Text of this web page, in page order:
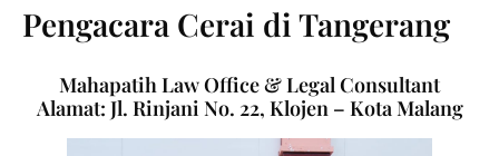
Pengacara Cerai di Tangerang
Mahapatih Law Office & Legal Consultant
Alamat: Jl. Rinjani No. 22, Klojen – Kota Malang